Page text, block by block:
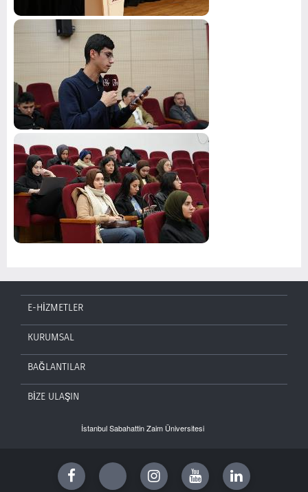
E-HİZMETLER
KURUMSAL
BAĞLANTILAR
BİZE ULAŞIN
İstanbul Sabahattin Zaim Üniversitesi